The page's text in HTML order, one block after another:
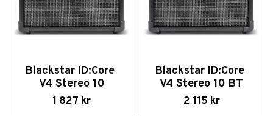
Blackstar ID:Core
V4 Stereo 10
1 827 kr
Blackstar ID:Core
V4 Stereo 10 BT
2 115 kr